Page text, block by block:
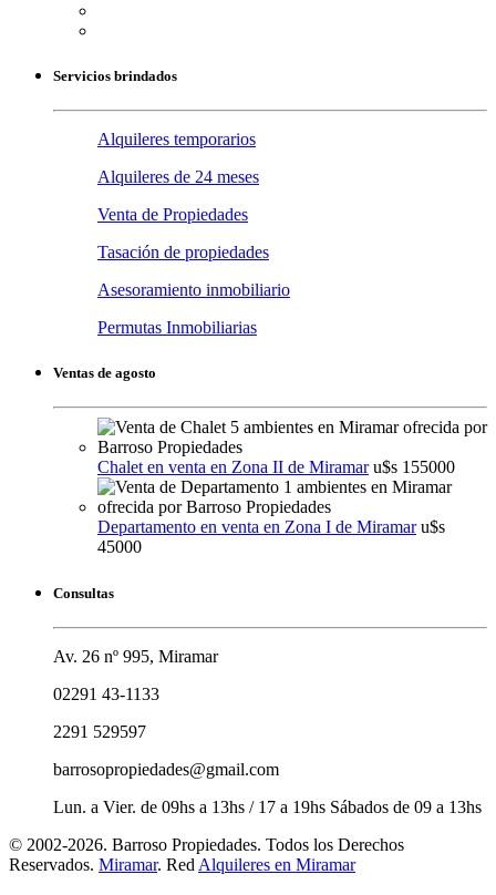
Servicios brindados
Alquileres temporarios
Alquileres de 24 meses
Venta de Propiedades
Tasación de propiedades
Asesoramiento inmobiliario
Permutas Inmobiliarias
Ventas de agosto
Chalet en venta en Zona II de Miramar u$s 155000
Departamento en venta en Zona I de Miramar u$s
45000
Consultas
Av. 26 nº 995, Miramar
02291 43-1133
2291 529597
barrosopropiedades@gmail.com
Lun. a Vier. de 09hs a 13hs / 17 a 19hs Sábados de 09 a 13hs
© 2002-2026. Barroso Propiedades. Todos los Derechos
Reservados. Miramar. Red Alquileres en Miramar